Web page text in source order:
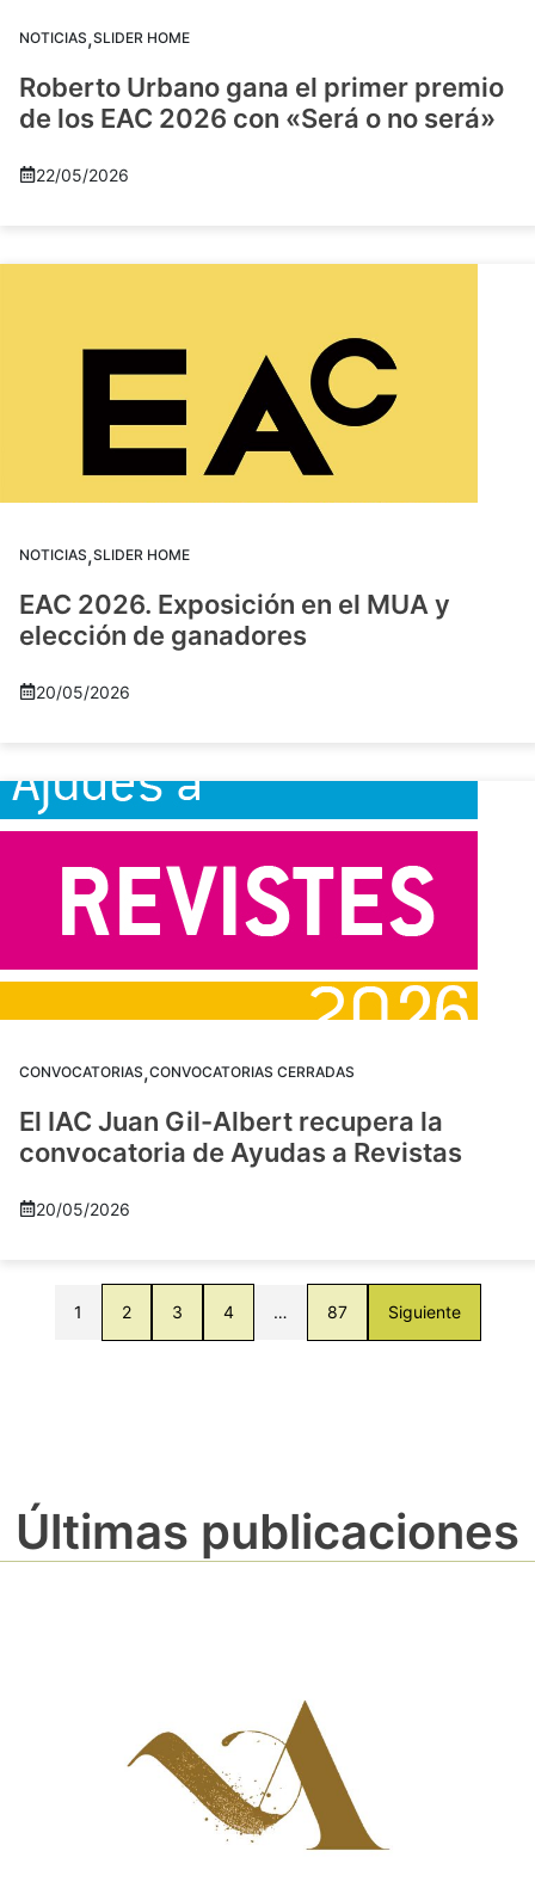
NOTICIAS,SLIDER HOME
Roberto Urbano gana el primer premio
de los EAC 2026 con «Será o no será»
22/05/2026
NOTICIAS,SLIDER HOME
EAC 2026. Exposición en el MUA y
elección de ganadores
20/05/2026
CONVOCATORIAS,CONVOCATORIAS CERRADAS
El IAC Juan Gil-Albert recupera la
convocatoria de Ayudas a Revistas
20/05/2026
1 2 3 4 … 87 Siguiente
Últimas publicaciones